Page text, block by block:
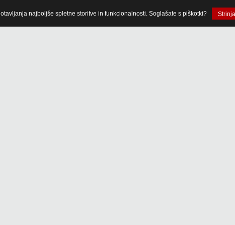
najboljše spletne storitve in funkcionalnosti. Soglašate s piškotki?